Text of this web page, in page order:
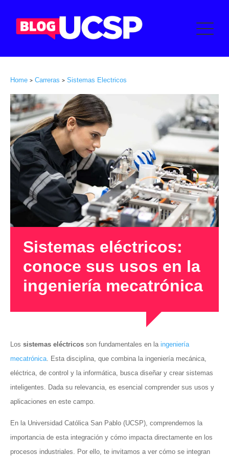
Home > Carreras > Sistemas Electricos
Sistemas eléctricos:
conoce sus usos en la
ingeniería mecatrónica
Los sistemas eléctricos son fundamentales en la ingeniería
mecatrónica . Esta disciplina, que combina la ingeniería mecánica,
eléctrica, de control y la informática, busca diseñar y crear sistemas
inteligentes. Dada su relevancia, es esencial comprender sus usos y
aplicaciones en este campo.
En la Universidad Católica San Pablo (UCSP), comprendemos la
importancia de esta integración y cómo impacta directamente en los
procesos industriales. Por ello, te invitamos a ver cómo se integran